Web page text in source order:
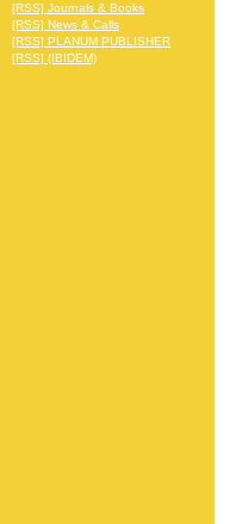
[RSS] Journals & Books
[RSS] News & Calls
[RSS] PLANUM PUBLISHER
[RSS] (IBIDEM)